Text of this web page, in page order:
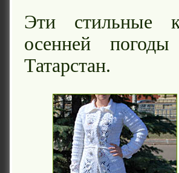
Эти стильные
осенней
Татарстан.